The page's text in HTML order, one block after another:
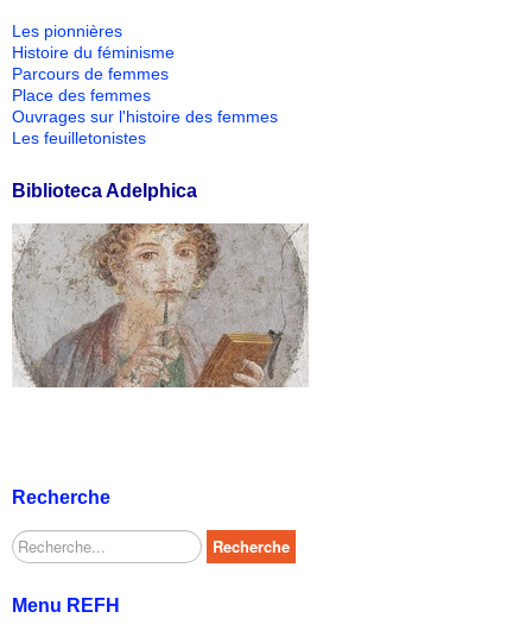
Les pionnières
Histoire du féminisme
Parcours de femmes
Place des femmes
Ouvrages sur l'histoire des femmes
Les feuilletonistes
Biblioteca Adelphica
Recherche
Rechercher Recherche
Menu REFH